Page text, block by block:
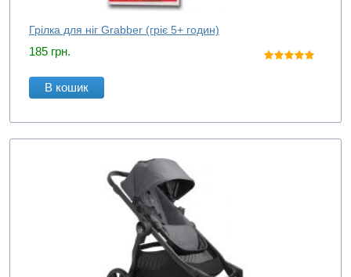
Грілка для ніг Grabber (гріє 5+ годин)
185 грн.
В кошик